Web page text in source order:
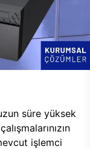
süre yüksek
işlemci